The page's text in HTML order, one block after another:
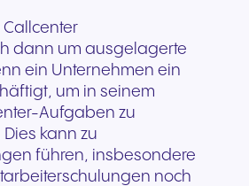
dann um ausgelagerte
ein Unternehmen ein
um in seinem
Aufgaben zu
kann zu
führen, insbesondere
noch